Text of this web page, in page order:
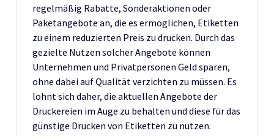
regelmäßig Rabatte, Sonderaktionen oder
Paketangebote an, die es ermöglichen, Etiketten
zu einem reduzierten Preis zu drucken. Durch das
gezielte Nutzen solcher Angebote können
Unternehmen und Privatpersonen Geld sparen,
ohne dabei auf Qualität verzichten zu müssen. Es
lohnt sich daher, die aktuellen Angebote der
Druckereien im Auge zu behalten und diese für das
günstige Drucken von Etiketten zu nutzen.